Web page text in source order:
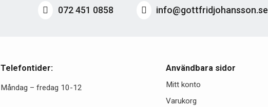
072 451 0858 info@gottfridjohansson.se
Telefontider:
Måndag – fredag 10-12
Användbara sidor
Mitt konto
Varukorg